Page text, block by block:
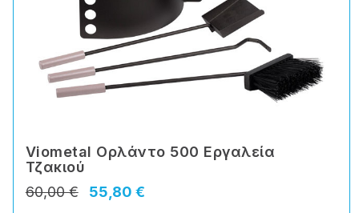
Viometal Ορλάντο 500 Εργαλεία
Τζακιού
55,80 €
60,00 €